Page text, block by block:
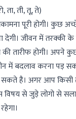
ता, ती, तू, ते)
पूरी होगी। कुछ
जीवन में तरक्की के
तारीफ होगी। अपने
में बदलाव करना पड़
है। अगर आप किसी
से जुड़े लोगो से